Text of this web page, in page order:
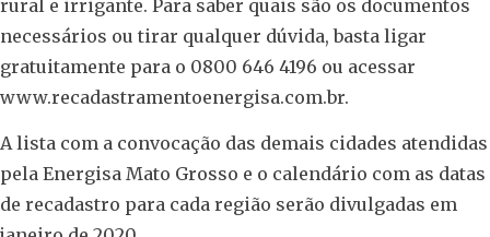
rural e irrigante. Para saber quais são os documentos
necessários ou tirar qualquer dúvida, basta ligar
gratuitamente para o 0800 646 4196 ou acessar
www.recadastramentoenergisa.com.br.
A lista com a convocação das demais cidades atendidas
pela Energisa Mato Grosso e o calendário com as datas
de recadastro para cada região serão divulgadas em